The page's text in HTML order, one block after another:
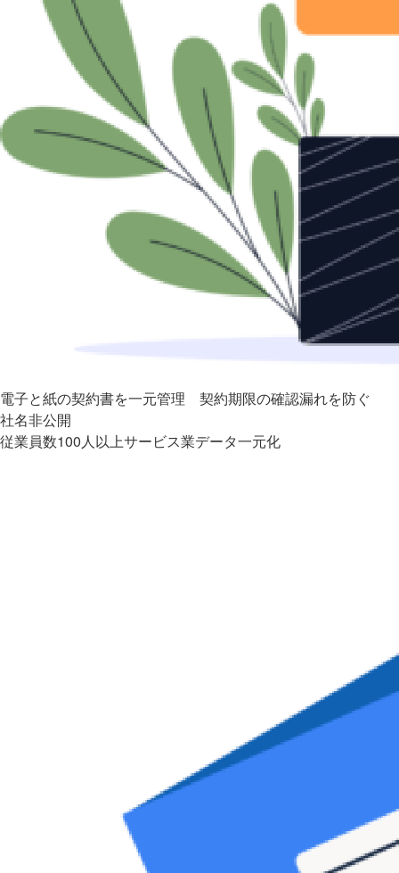
電子と紙の契約書を一元管理 契約期限の確認漏れを防ぐ
社名非公開
従業員数100人以上サービス業データ一元化